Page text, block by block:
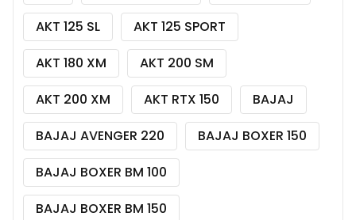
AKT 125 SL
AKT 125 SPORT
AKT 180 XM
AKT 200 SM
AKT 200 XM
AKT RTX 150
BAJAJ
BAJAJ AVENGER 220
BAJAJ BOXER 150
BAJAJ BOXER BM 100
BAJAJ BOXER BM 150